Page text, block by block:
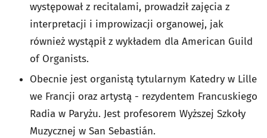
występował z recitalami, prowadził zajęcia z
interpretacji i improwizacji organowej, jak
również wystąpił z wykładem dla American Guild
of Organists.
Obecnie jest organistą tytularnym Katedry w Lille
we Francji oraz artystą - rezydentem Francuskiego
Radia w Paryżu. Jest profesorem Wyższej Szkoły
Muzycznej w San Sebastián.